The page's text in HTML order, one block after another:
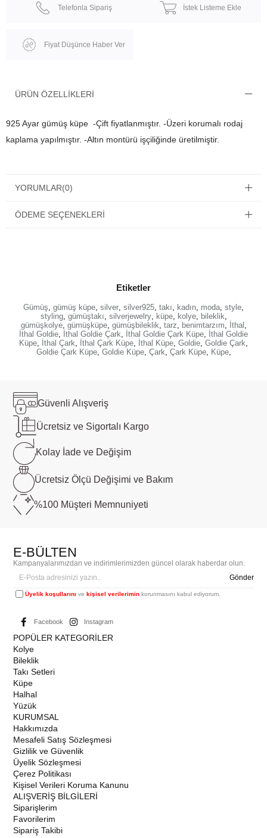
Telefonla Sipariş İstek Listeme Ekle
Fiyat Düşünce Haber Ver
ÜRÜN ÖZELLIKLERI
925 Ayar gümüş küpe -Çift fiyatlanmıştır. -Üzeri korumalı rodaj
kaplama yapılmıştır. -Altın montürü işçiliğinde üretilmiştir.
YORUMLAR(0)
ÖDEME SEÇENEKLERI
Etiketler
Gümüş gümüş küpe silver silver925 takı kadın moda style
styling, gümüştakı silverjewelry, küpe, kolye, bileklik
gümüşkolye, gümüşküpe, gümüşbileklik tarz benimtarzım İthal
İthal Goldie
İthal Goldie Çark İthal Goldie Çark Küpe
İthal Goldie
Küpe
İthal Çark İthal Çark Küpe İthal Küpe Goldie Goldie Çark
Goldie Çark Küpe, Goldie Küpe, Çark Çark Küpe, Küpe,
Güvenli Alışveriş
Ücretsiz ve Sigortalı Kargo
Kolay İade ve Değişim
Ücretsiz Ölçü Değişimi ve Bakım
%100 Müşteri Memnuniyeti
E-BÜLTEN
Kampanyalarımızdan ve indirimlerimizden güncel olarak haberdar olun.
Gönder
Üyelik koşullarını vekişisel verilerimin korunmasını kabul ediyorum.
Facebook Instagram
POPÜLER KATEGORİLER
Kolye
Bileklik
Takı Setleri
Küpe
Halhal
Yüzük
KURUMSAL
Hakkımızda
Mesafeli Satış Sözleşmesi
Gizlilik ve Güvenlik
Üyelik Sözleşmesi
Çerez Politikası
Kişisel Verileri Koruma Kanunu
ALIŞVERİŞ BİLGİLERİ
Siparişlerim
Favorilerim
Sipariş Takibi